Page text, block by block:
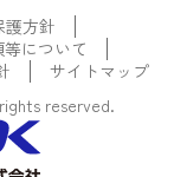
護方針
について
サイトマップ
reserved.